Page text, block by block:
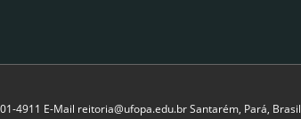
4911 E-Mail reitoria@ufopa.edu.br Santarém, Pará, Brasil